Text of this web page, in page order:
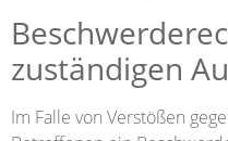
zuständigen
Im Falle von Verstößen